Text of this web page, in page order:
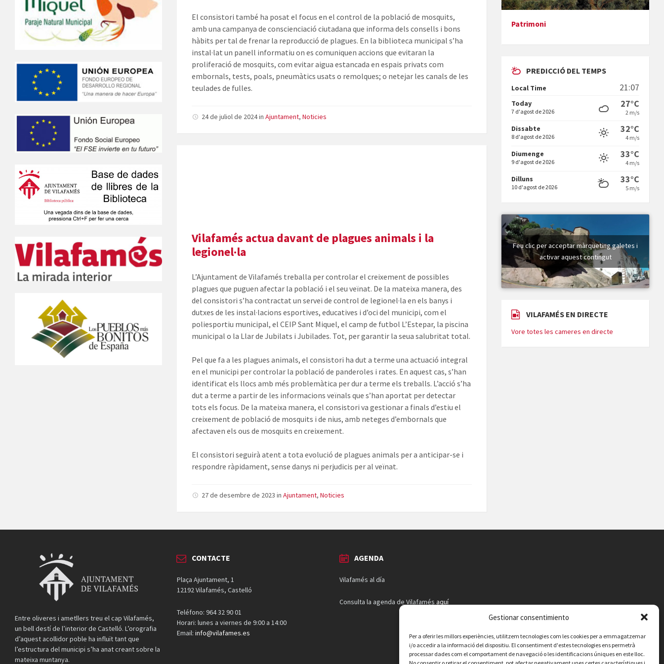
Gestionar consentimiento
Per a oferir les millors experiències, utilitzem tecnologies com les cookies per a emmagatzemar
i/o accedir a la informació del dispositiu. El consentiment d'estes tecnologies ens permetrà
processar dades com el comportament de navegació o les identificacions úniques en este lloc.
El consistori també ha posat el focus en el control de la població de mosquits,
amb una campanya de conscienciació ciutadana que informa dels consells i bons
hàbits per tal de frenar la reproducció de plagues. En la biblioteca municipal s’ha
instal·lat un panell informatiu on es comuniquen accions que evitaran la
proliferació de mosquits, com evitar aigua estancada en espais privats com
embornals, tests, poals, pneumàtics usats o remolques; o netejar les canals de les
teulades de fulles.
24 de juliol de 2024inAjuntament,Noticies
Vilafamés actua davant de plagues animals i la
legionel·la
L’Ajuntament de Vilafamés treballa per controlar el creixement de possibles
plagues que puguen afectar la població i el seu veïnat. De la mateixa manera, des
del consistori s’ha contractat un servei de control de legionel·la en els banys i
dutxes de les instal·lacions esportives, educatives i d’oci del municipi, com el
poliesportiu municipal, el CEIP Sant Miquel, el camp de futbol L’Estepar, la piscina
municipal o la Llar de Jubilats i Jubilades. Tot, per garantir la seua salubritat total.
Pel que fa a les plagues animals, el consistori ha dut a terme una actuació integral
en el municipi per controlar la població de panderoles i rates. En aquest cas, s’han
identificat els llocs amb més problemàtica per dur a terme els treballs. L’acció s’ha
dut a terme a partir de les informacions veïnals que s’han aportat per detectar
tots els focus. De la mateixa manera, el consistori va gestionar a finals d’estiu el
creixement de població de mosquits i de nius, amb neteges d’embornals que
afectaven els ous de mosquits en creixement.
El consistori seguirà atent a tota evolució de plagues animals per a anticipar-se i
respondre ràpidament, sense danys ni perjudicis per al veïnat.
27 de desembre de 2023inAjuntament,Noticies
mare&quot;, d'Emma Zafon
En Bum
Vermuts a la Font. Hit parit
Patrimoni
PREDICCIÓ DEL TEMPS
Local Time 21:07
Today
7 d'agost de 2026
27°C
2 m/s
Dissabte
8 d'agost de 2026
32°C
4 m/s
Diumenge
9 d'agost de 2026
33°C
4 m/s
Dilluns
10 d'agost de 2026
33°C
5 m/s
Feu clic per acceptar màrqueting galetes i
activar aquest contingut
VILAFAMÉS EN DIRECTE
Vore totes les cameres en directe
Entre oliveres i ametllers treu el cap Vilafamés,
un bell destí de l’interior de Castelló. L’orografia
d’aquest acollidor poble ha influït tant que
l’estructura del municipi s’ha anat creant sobre la
mateixa muntanya.
CONTACTE
Plaça Ajuntament, 1
12192 Vilafamés, Castelló
Teléfono: 964 32 90 01
Horari: lunes a viernes de 9:00 a 14:00
Email:info@vilafames.es
AGENDA
Vilafamés al día
Consulta la agenda de Vilafamés aquí